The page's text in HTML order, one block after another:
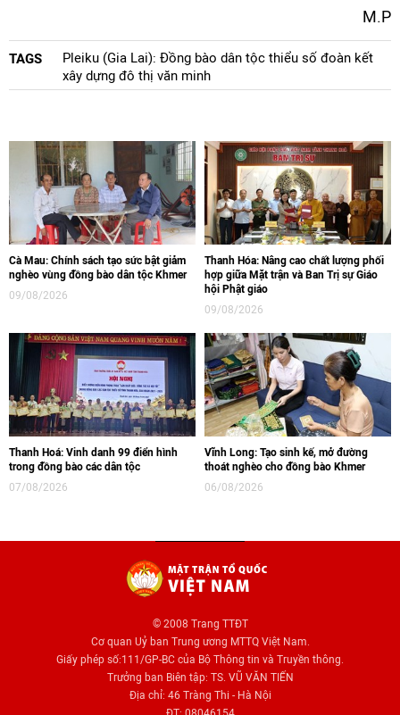
M.P
TAGS
Pleiku (Gia Lai): Đồng bào dân tộc thiểu số đoàn kết
xây dựng đô thị văn minh
Cà Mau: Chính sách tạo sức bật giảm
nghèo vùng đồng bào dân tộc Khmer
09/08/2026
Thanh Hóa: Nâng cao chất lượng phối
hợp giữa Mặt trận và Ban Trị sự Giáo
hội Phật giáo
09/08/2026
Thanh Hoá: Vinh danh 99 điển hình
trong đồng bào các dân tộc
07/08/2026
Vĩnh Long: Tạo sinh kế, mở đường
thoát nghèo cho đồng bào Khmer
06/08/2026
© 2008 Trang TTĐT
Cơ quan Uỷ ban Trung ương MTTQ Việt Nam.
Giấy phép số:111/GP-BC của Bộ Thông tin và Truyền thông.
Trưởng ban Biên tập: TS. VŨ VĂN TIẾN
Địa chỉ: 46 Tràng Thi - Hà Nội